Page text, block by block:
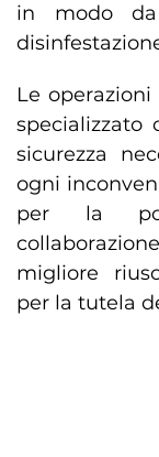
in modo da
Le
sicurezza
ogni
per la
migliore
per la tutela